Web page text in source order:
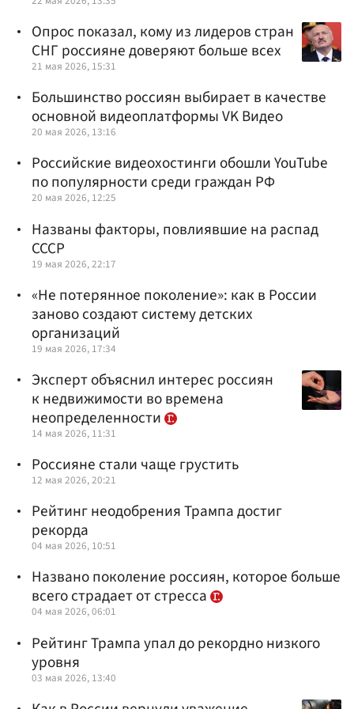
Опрос показал, кому из лидеров стран
СНГ россияне доверяют больше всех
21 мая 2026, 15:31
Большинство россиян выбирает в качестве
основной видеоплатформы VK Видео
20 мая 2026, 13:16
Российские видеохостинги обошли YouTube
по популярности среди граждан РФ
20 мая 2026, 12:25
Названы факторы, повлиявшие на распад
СССР
19 мая 2026, 22:17
«Не потерянное поколение»: как в России
заново создают систему детских
организаций
19 мая 2026, 17:34
Эксперт объяснил интерес россиян
к недвижимости во времена
неопределенности
14 мая 2026, 11:31
Россияне стали чаще грустить
12 мая 2026, 20:21
Рейтинг неодобрения Трампа достиг
рекорда
04 мая 2026, 10:51
Названо поколение россиян, которое больше
всего страдает от стресса
04 мая 2026, 06:01
Рейтинг Трампа упал до рекордно низкого
уровня
03 мая 2026, 13:40